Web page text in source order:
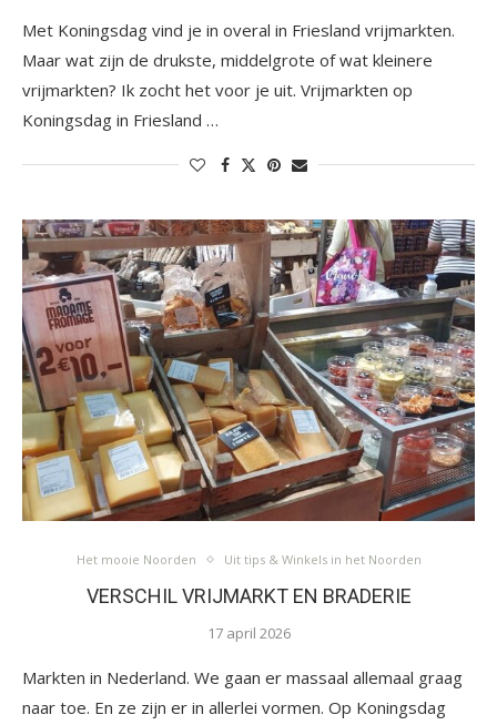
Met Koningsdag vind je in overal in Friesland vrijmarkten.
Maar wat zijn de drukste, middelgrote of wat kleinere
vrijmarkten? Ik zocht het voor je uit. Vrijmarkten op
Koningsdag in Friesland …
Het mooie Noorden Uit tips & Winkels in het Noorden
VERSCHIL VRIJMARKT EN BRADERIE
17 april 2026
Markten in Nederland. We gaan er massaal allemaal graag
naar toe. En ze zijn er in allerlei vormen. Op Koningsdag